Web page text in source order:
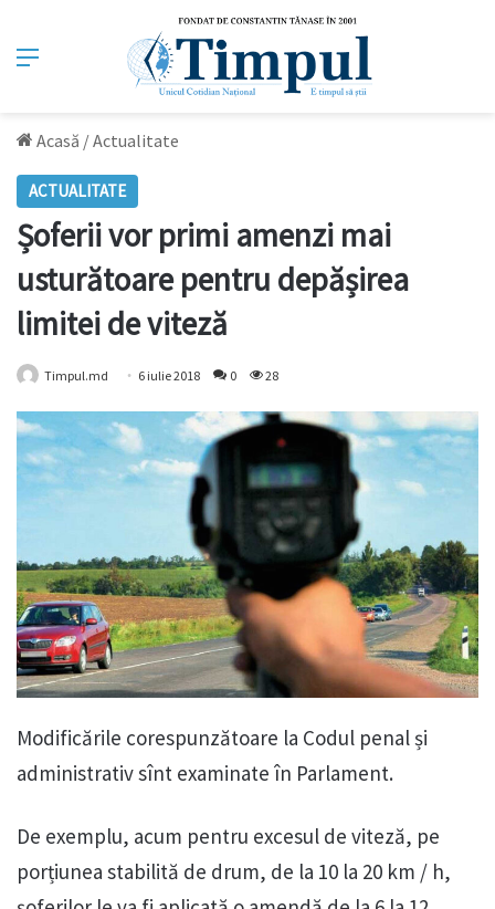
Meniu
Acasă /Actualitate
ACTUALITATE
Șoferii vor primi amenzi mai
usturătoare pentru depășirea
limitei de viteză
Timpul.md 6 iulie 2018 0 28
Modificările corespunzătoare la Codul penal și
administrativ sînt examinate în Parlament.
De exemplu, acum pentru excesul de viteză, pe
porțiunea stabilită de drum, de la 10 la 20 km / h,